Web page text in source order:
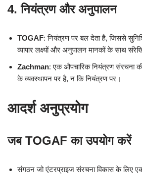
4. नियंत्रण और अनुपालन
TOGAF: नियंत्रण पर बल देता है, जिससे
व्यापार लक्ष्यों और अनुपालन मानकों के साथ
Zachman: एक औपचारिक नियंत्रण संरचना
के व्यवस्थापन पर है, न कि नियंत्रण पर।
आदर्श अनुप्रयोग
जब TOGAF का उपयोग करें
संगठन जो एंटरप्राइज संरचना विकास के लिए